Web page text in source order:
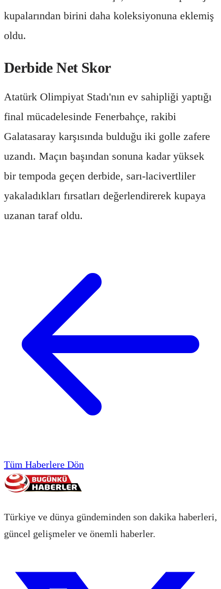
kupalarından birini daha koleksiyonuna eklemiş
oldu.
Derbide Net Skor
Atatürk Olimpiyat Stadı'nın ev sahipliği yaptığı
final mücadelesinde Fenerbahçe, rakibi
Galatasaray karşısında bulduğu iki golle zafere
uzandı. Maçın başından sonuna kadar yüksek
bir tempoda geçen derbide, sarı-lacivertliler
yakaladıkları fırsatları değerlendirerek kupaya
uzanan taraf oldu.
Tüm Haberlere Dön
Türkiye ve dünya gündeminden son dakika haberleri,
güncel gelişmeler ve önemli haberler.